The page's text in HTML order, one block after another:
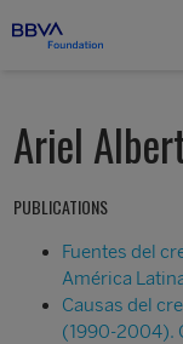
Ariel
PUBLICATIONS
Fuentes del
América
Causas del
(1990-2004).